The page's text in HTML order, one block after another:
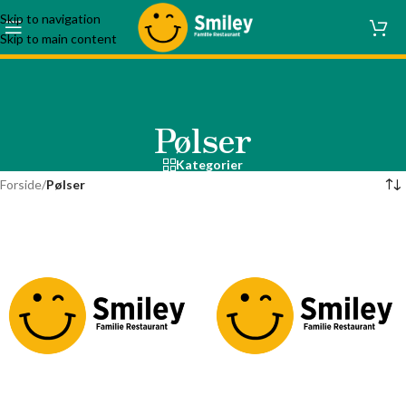
Skip to navigation
Skip to main content
Pølser
Kategorier
Forside/Pølser